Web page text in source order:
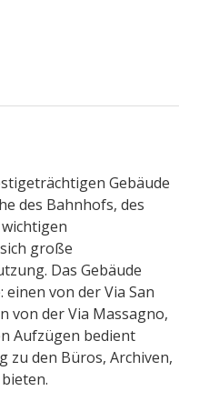
Gebäude
des Bahnhofs, des
große
Das Gebäude
von der Via San
von der Via Massagno,
Aufzügen bedient
zu den Büros, Archiven,